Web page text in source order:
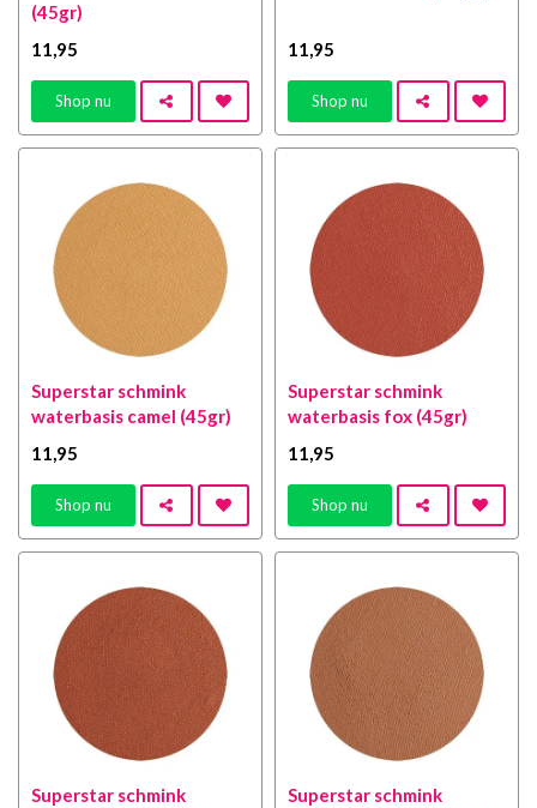
(45gr)
11,95
Shop nu
11,95
Shop nu
Superstar schmink
waterbasis camel (45gr)
11,95
Shop nu
Superstar schmink
waterbasis fox (45gr)
11,95
Shop nu
Superstar schmink
Superstar schmink